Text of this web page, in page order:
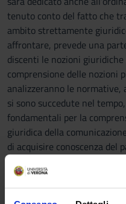
tenuto conto del fatto che
ambito strettamente
affrontare, prevede una
discenti le nozioni
comprensione delle nozioni
analizzeranno le normative,
si sono succedute nel
fondamentali per la
giuridica della
di acquisire conoscenza del
dei limiti che incontrano la
cronaca costituzionalmente